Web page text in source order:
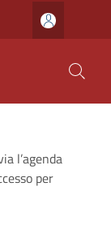
l’agenda
per